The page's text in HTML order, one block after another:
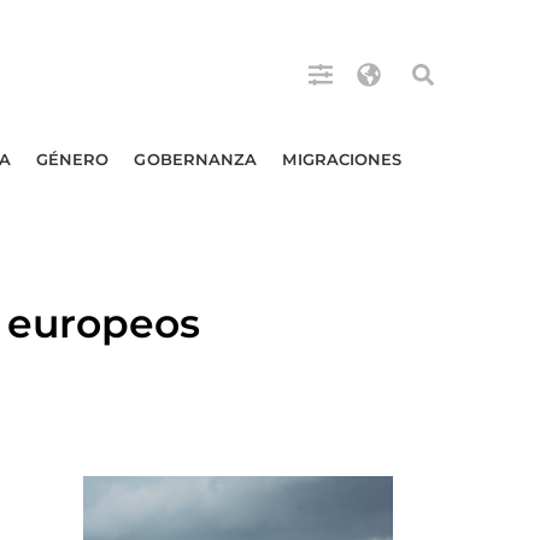
GÉNERO GOBERNANZA MIGRACIONES